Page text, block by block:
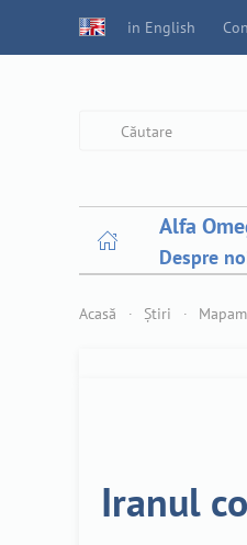
in English
Alfa
Despre
Acasă Știri
Iranul